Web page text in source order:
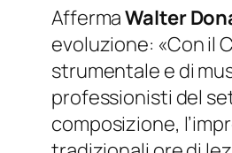
AffermaWalter
evoluzione: «Con il
strumentale e di
professionisti del
composizione,